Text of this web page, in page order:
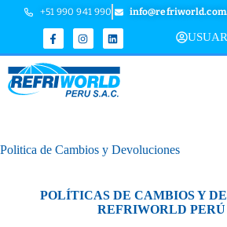
+51 990 941 990
Politica de Cambios y Devoluciones
POLÍTICAS DE CAMBIOS Y
REFRIWORLD PERÚ